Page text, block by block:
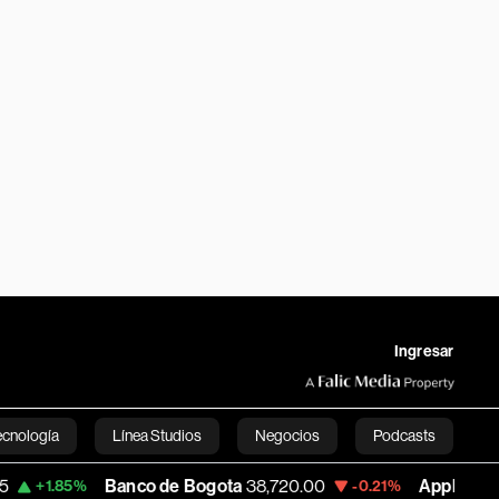
Ingresar
Línea Studios Negocios Podcasts
English
Banco de Bogota 38,720.00 -0.21% Apple 310.94